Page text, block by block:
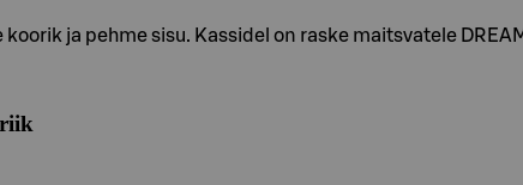
koorik ja pehme sisu. Kassidel on raske maitsvatele